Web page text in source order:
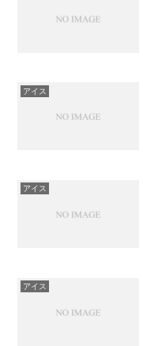
アイス
アイス
アイス